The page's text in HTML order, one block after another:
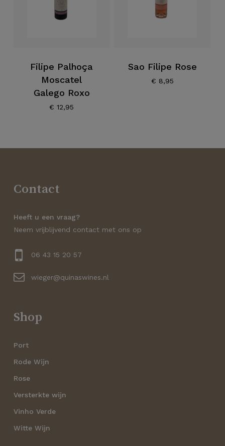
Geen producten in de
winkelwagen.
Go to shop
Filipe Palhoça
Moscatel
Galego Roxo
€ 12,95
Sao Filipe Rose
€ 8,95
Contact
Heeft u een vraag?
Neem vrijblijvend contact met ons op
06 43 15 20 57
wieger@quinaswines.nl
Shop
Port
Rode Wijn
Rose
Versterkte wijn
Vinho Verde
Witte Wijn